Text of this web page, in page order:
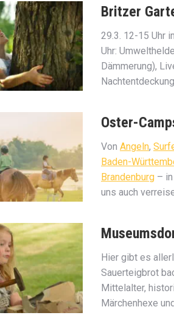
Britzer
29.3. 12-15 Uhr
Uhr:
Dämmerung),
Oster-
Von Angeln,
Baden-
Brandenburg –
uns auch
Hier gibt es
Sauerteigbrot
Mittelalter,
Märchenhexe